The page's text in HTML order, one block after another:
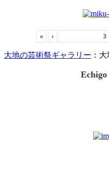
« ‹
大地の芸術祭ギャラリー ：